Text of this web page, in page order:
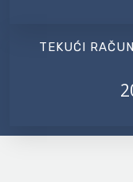
TEKUĆI